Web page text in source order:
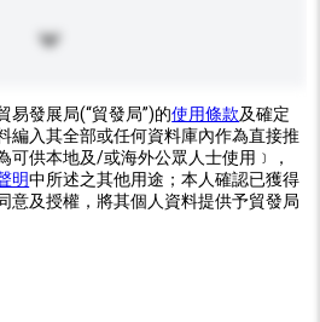
易發展局(“貿發局”)的使用條款及確定
編入其全部或任何資料庫內作為直接推
可供本地及/或海外公眾人士使用﹞，
明中所述之其他用途；本人確認已獲得
意及授權，將其個人資料提供予貿發局